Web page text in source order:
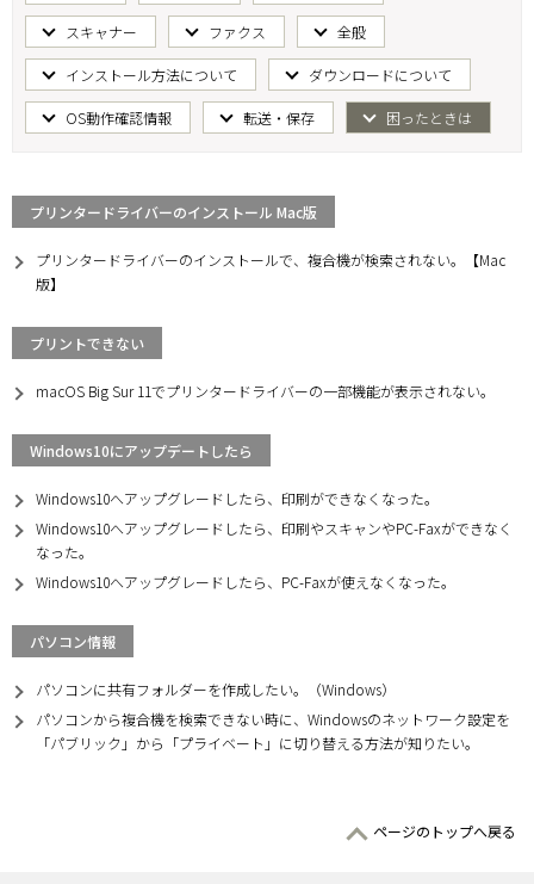
スキャナー ファクス 全般
インストール方法について ダウンロードについて
OS動作確認情報 転送・保存 困ったときは
プリンタードライバーのインストール Mac版
プリンタードライバーのインストールで、複合機が検索されない。【Mac
版】
プリントできない
macOS Big Sur 11でプリンタードライバーの一部機能が表示されない。
Windows10にアップデートしたら
Windows10へアップグレードしたら、印刷ができなくなった。
Windows10へアップグレードしたら、印刷やスキャンやPC-Faxができなく
なった。
Windows10へアップグレードしたら、PC-Faxが使えなくなった。
パソコン情報
パソコンに共有フォルダーを作成したい。（Windows）
パソコンから複合機を検索できない時に、Windowsのネットワーク設定を
「パブリック」から「プライベート」に切り替える方法が知りたい。
ページのトップへ戻る